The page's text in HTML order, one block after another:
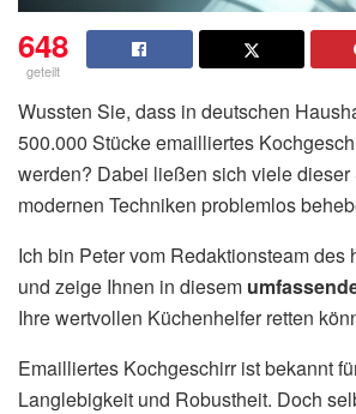
648
geteilt
Wussten Sie, dass in deutschen
500.000 Stücke emailliertes
werden? Dabei ließen sich viele dieser
modernen Techniken problemlos
Ich bin Peter vom Redaktionsteam des
und zeige Ihnen in diesem
Ihre wertvollen Küchenhelfer retten
Emailliertes Kochgeschirr ist bekannt
Langlebigkeit und Robustheit. Doch